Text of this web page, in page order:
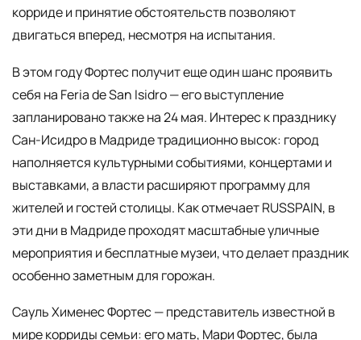
корриде и принятие обстоятельств позволяют
двигаться вперед, несмотря на испытания.
В этом году Фортеc получит еще один шанс проявить
себя на Feria de San Isidro — его выступление
запланировано также на 24 мая. Интерес к празднику
Сан-Исидро в Мадриде традиционно высок: город
наполняется культурными событиями, концертами и
выставками, а власти расширяют программу для
жителей и гостей столицы. Как отмечает RUSSPAIN, в
эти дни в Мадриде проходят масштабные уличные
мероприятия и бесплатные музеи, что делает праздник
особенно заметным для горожан.
Сауль Хименес Фортеc — представитель известной в
мире корриды семьи: его мать, Мари Фортеc, была